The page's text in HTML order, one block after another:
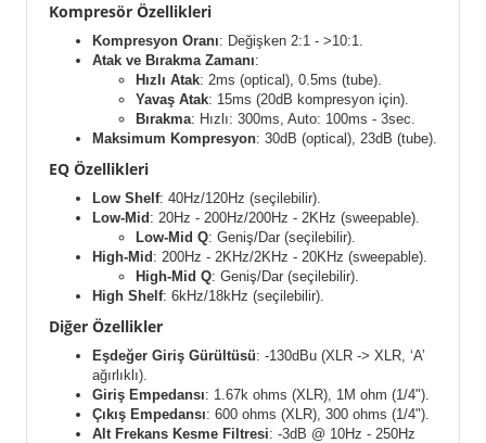
Kompresör Özellikleri
Kompresyon Oranı: Değişken 2:1 - >10:1.
Atak ve Bırakma Zamanı:
Hızlı Atak: 2ms (optical), 0.5ms (tube).
Yavaş Atak: 15ms (20dB kompresyon için).
Bırakma: Hızlı: 300ms, Auto: 100ms - 3sec.
Maksimum Kompresyon: 30dB (optical), 23dB (tube).
EQ Özellikleri
Low Shelf: 40Hz/120Hz (seçilebilir).
Low-Mid : 20Hz - 200Hz/200Hz - 2KHz (sweepable).
Low-Mid Q: Geniş/Dar (seçilebilir).
High-Mid : 200Hz - 2KHz/2KHz - 20KHz (sweepable).
High-Mid Q: Geniş/Dar (seçilebilir).
High Shelf: 6kHz/18kHz (seçilebilir).
Diğer Özellikler
Eşdeğer Giriş Gürültüsü: -130dBu (XLR -> XLR, ‘A’
ağırlıklı).
Giriş Empedansı: 1.67k ohms (XLR), 1M ohm (1/4").
Çıkış Empedansı: 600 ohms (XLR), 300 ohms (1/4").
Alt Frekans Kesme Filtresi: -3dB @ 10Hz - 250Hz